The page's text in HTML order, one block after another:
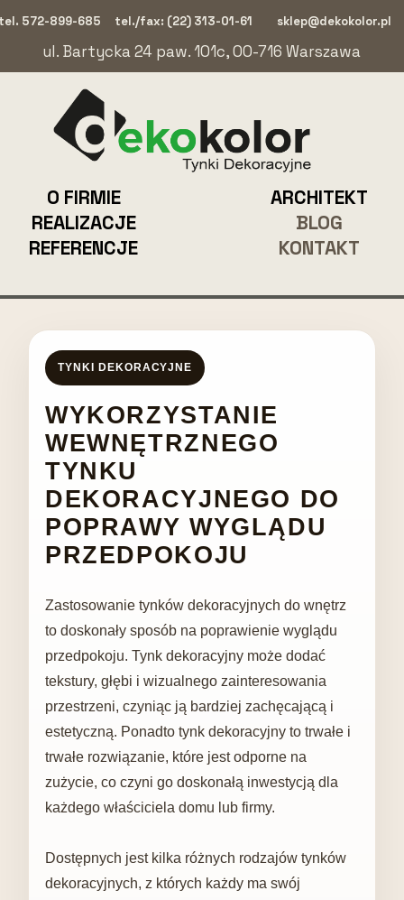
KONTAKT
BLOG
REALIZACJE
ARCHITEKT
REFERENCJE
O FIRMIE
ul. Bartycka 24 paw. 101c, 00-716 Warszawa
sklep@dekokolor.pl
tel./fax: (22) 313-01-61
572-899-685
TYNKI DEKORACYJNE
WYKORZYSTANIE
WEWNĘTRZNEGO
TYNKU
DEKORACYJNEGO DO
POPRAWY WYGLĄDU
PRZEDPOKOJU
Zastosowanie tynków dekoracyjnych do wnętrz
to doskonały sposób na poprawienie wyglądu
przedpokoju. Tynk dekoracyjny może dodać
tekstury, głębi i wizualnego zainteresowania
przestrzeni, czyniąc ją bardziej zachęcającą i
estetyczną. Ponadto tynk dekoracyjny to trwałe i
trwałe rozwiązanie, które jest odporne na
zużycie, co czyni go doskonałą inwestycją dla
każdego właściciela domu lub firmy.
Dostępnych jest kilka różnych rodzajów tynków
dekoracyjnych, z których każdy ma swój